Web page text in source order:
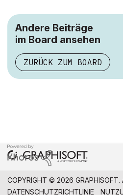
Andere Beiträge
im Board ansehen
ZURÜCK ZUM BOARD
COPYRIGHT © 2026 GRAPHISOFT.
DATENSCHUTZRICHTLINIE